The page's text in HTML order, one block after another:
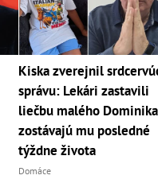
Kiska zverejnil
správu: Lekári zastavili
liečbu malého
zostávajú mu posledné
týždne života
Domáce